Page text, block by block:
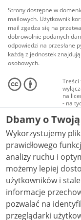
Strony dostępne w
mailowych. Użytkownik
mail zgadza się na
dobrowolnie podanych
odpowiedzi na przesłane
każdą z jednostek
osobowych.
Treści
na
- na
audio
NC-
Dbamy o
Wykorzystujemy
prawidłowego
analizy ruchu i
możemy lepiej
użytkowników i stale
informacje
pozwalać na
przeglądarki